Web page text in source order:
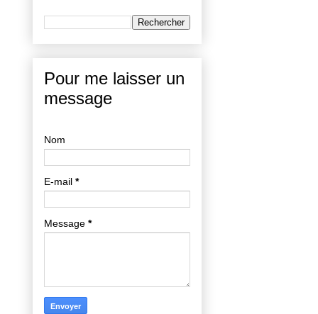
Pour me laisser un
message
Nom
E-mail *
Message *